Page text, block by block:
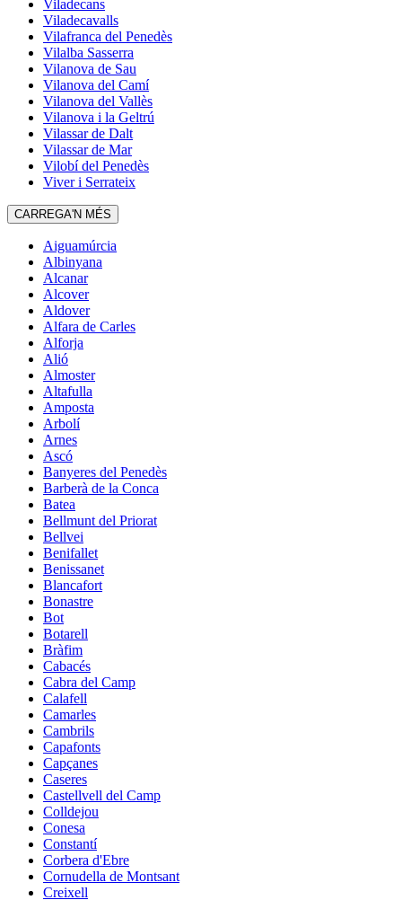
Viladecans
Viladecavalls
Vilafranca del Penedès
Vilalba Sasserra
Vilanova de Sau
Vilanova del Camí
Vilanova del Vallès
Vilanova i la Geltrú
Vilassar de Dalt
Vilassar de Mar
Vilobí del Penedès
Viver i Serrateix
CARREGA'N MÉS
Aiguamúrcia
Albinyana
Alcanar
Alcover
Aldover
Alfara de Carles
Alforja
Alió
Almoster
Altafulla
Amposta
Arbolí
Arnes
Ascó
Banyeres del Penedès
Barberà de la Conca
Batea
Bellmunt del Priorat
Bellvei
Benifallet
Benissanet
Blancafort
Bonastre
Bot
Botarell
Bràfim
Cabacés
Cabra del Camp
Calafell
Camarles
Cambrils
Capafonts
Capçanes
Caseres
Castellvell del Camp
Colldejou
Conesa
Constantí
Corbera d'Ebre
Cornudella de Montsant
Creixell